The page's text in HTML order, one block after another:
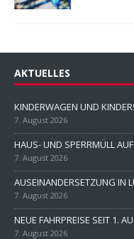
AKTUELLES
KINDERWAGEN UND
7. August 2026
HAUS- UND SPERRMÜLL
7. August 2026
AUSEINANDERSETZUNG IN
7. August 2026
NEUE FAHRPREISE SEIT 1.
7. August 2026